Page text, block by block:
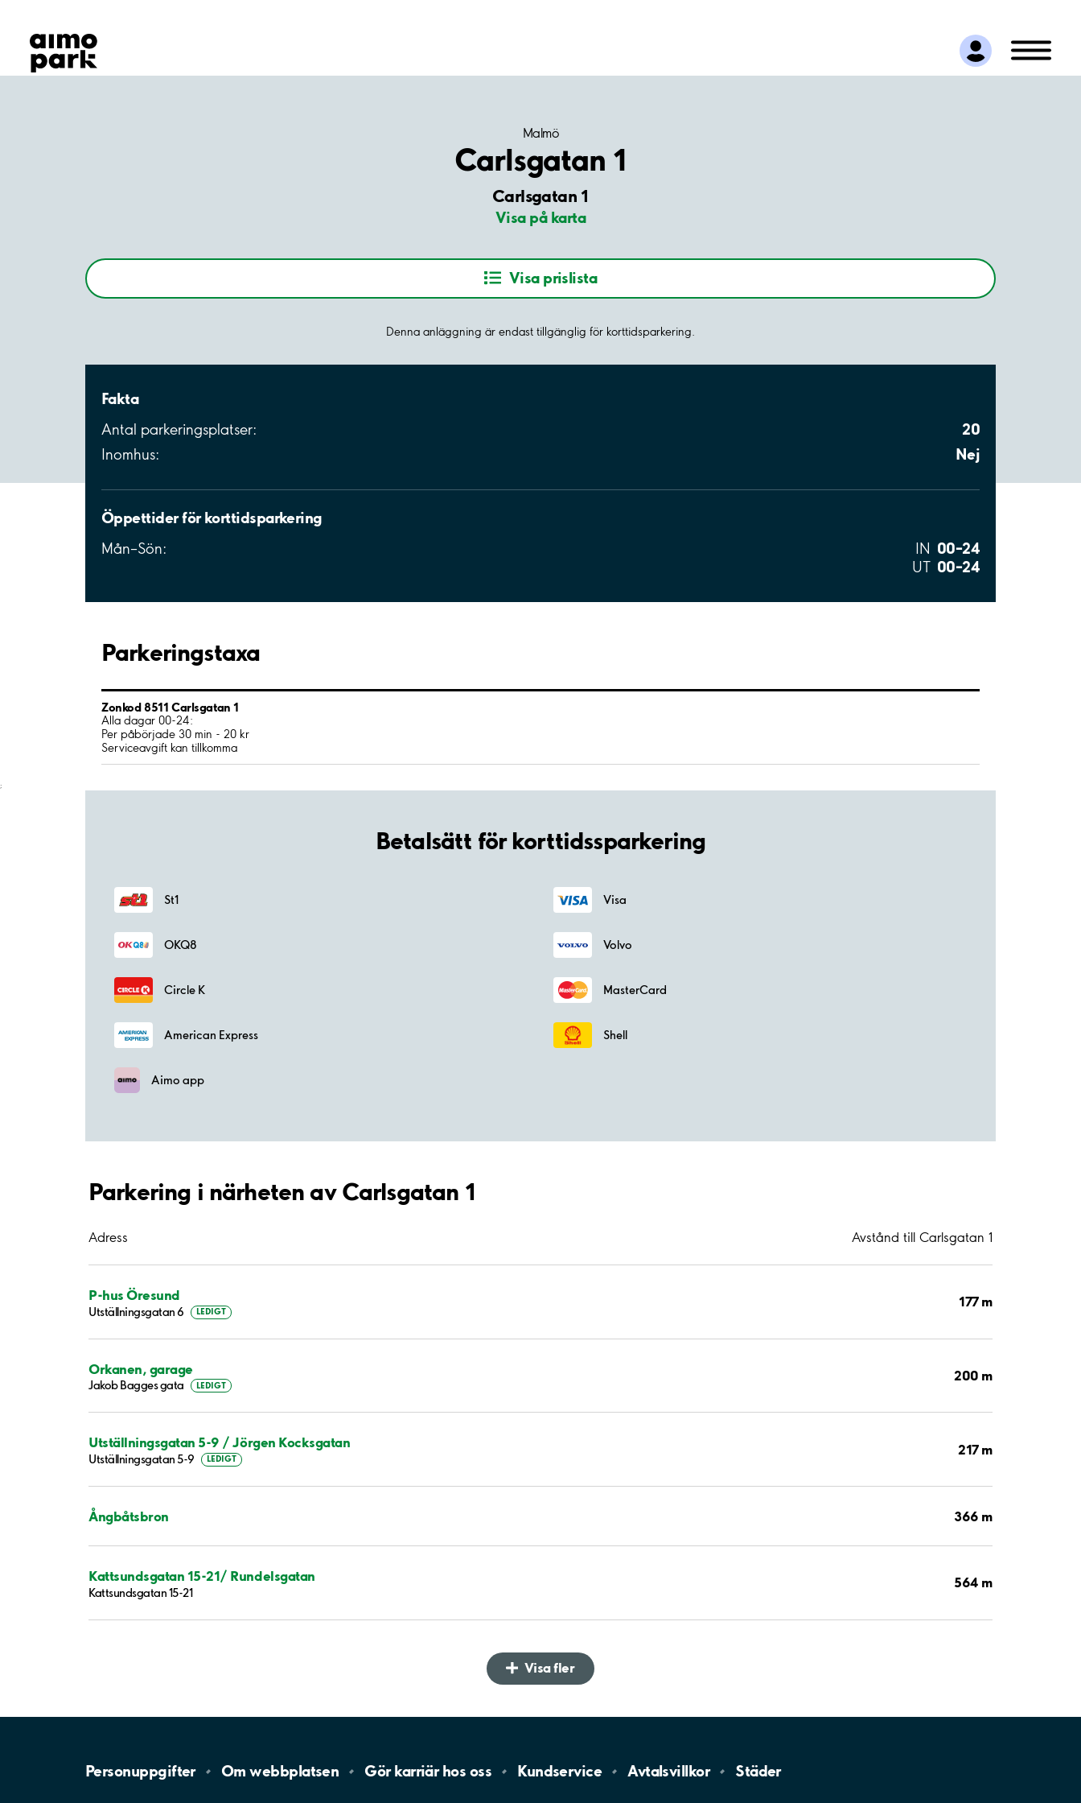
Hitta parkering
Samarbete
Kundservice
Malmö
Carlsgatan 1
Carlsgatan 1
Visa på karta
Visa prislista
Denna anläggning är endast tillgänglig för korttidsparkering.
Fakta
Antal parkeringsplatser: 20
Inomhus: Nej
Öppettider för korttidsparkering
Mån–Sön: IN 00–24
UT 00–24
Parkeringstaxa
Zonkod 8511 Carlsgatan 1
Alla dagar 00-24:
Per påbörjade 30 min - 20 kr
Serviceavgift kan tillkomma
;
Betalsätt för korttidssparkering
St1 Visa
OKQ8 Volvo
Circle K MasterCard
American Express Shell
Aimo app
Parkering i närheten av Carlsgatan 1
Adress Avstånd till Carlsgatan 1
P-hus Öresund
Utställningsgatan 6 LEDIGT
177 m
Orkanen, garage
Jakob Bagges gata LEDIGT
200 m
Utställningsgatan 5-9 / Jörgen Kocksgatan
Utställningsgatan 5-9 LEDIGT
217 m
Ångbåtsbron 366 m
Kattsundsgatan 15-21/ Rundelsgatan
Kattsundsgatan 15-21
564 m
Visa fler
Personuppgifter Omwebbplatsen Gör karriär hos oss Kundservice Avtalsvillkor Städer